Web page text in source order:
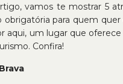
vamos te mostrar 5
obrigatória para quem
aqui, um lugar que
Confira!